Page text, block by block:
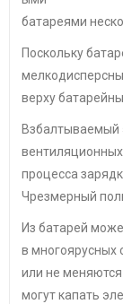
батареями
Поскольку
верху
Взбалтываемый
процесса
Чрезмерный
Из батарей
в многоярусных
или не меняются
могут капать